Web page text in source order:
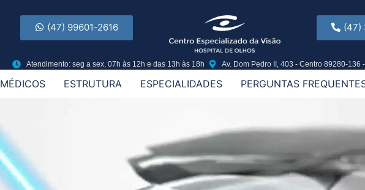
(47) 99601-2616 (47)
Atendimento: seg a sex, 07h às 12h e das 13h às 18h Av. Dom Pedro II, 403 - Centro 89280-136
MÉDICOS ESTRUTURA ESPECIALIDADES PERGUNTAS